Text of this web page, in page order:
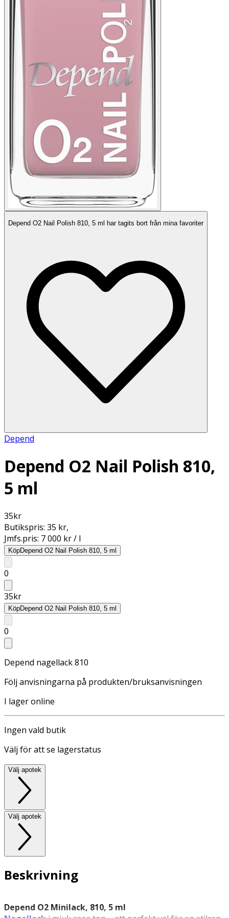
Depend O2 Nail Polish 810, 5 ml har tagits bort från mina favoriter
Depend
Depend O2 Nail Polish 810,
5 ml
35kr
Butikspris: 35 kr,
Jmfs.pris: 7 000 kr / l
KöpDepend O2 Nail Polish 810, 5 ml
0
35kr
KöpDepend O2 Nail Polish 810, 5 ml
0
Depend nagellack 810
Följ anvisningarna på produkten/bruksanvisningen
I lager online
Ingen vald butik
Välj för att se lagerstatus
Välj apotek
Välj apotek
Beskrivning
Depend O2 Minilack, 810, 5 ml